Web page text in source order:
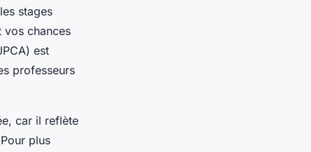
stages
vos chances
est
professeurs
car il reflète
plus